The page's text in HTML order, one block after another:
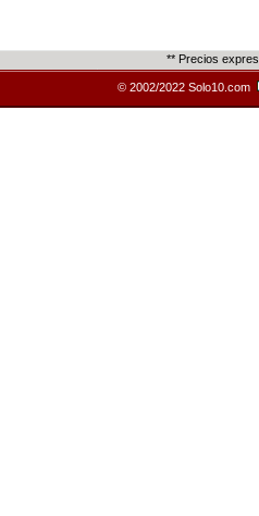
** Precios
© 2002/2022 Solo10.com